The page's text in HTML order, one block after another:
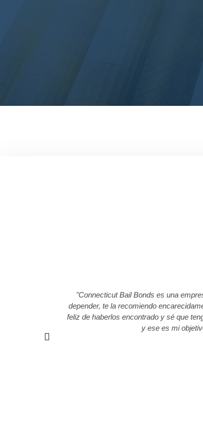
"Connecticut Bail Bonds es una
depender, te la recomiendo
feliz de haberlos encontrado y sé que
y ese es mi